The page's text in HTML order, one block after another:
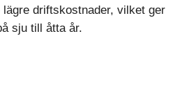
driftskostnader, vilket ger
sju till åtta år.